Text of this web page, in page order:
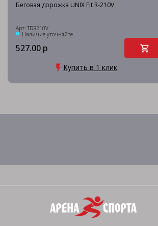
Беговая дорожка UNIX Fit R-210V
Арт: TDR210V
Наличие уточняйте
527.00 р
Купить в 1 клик